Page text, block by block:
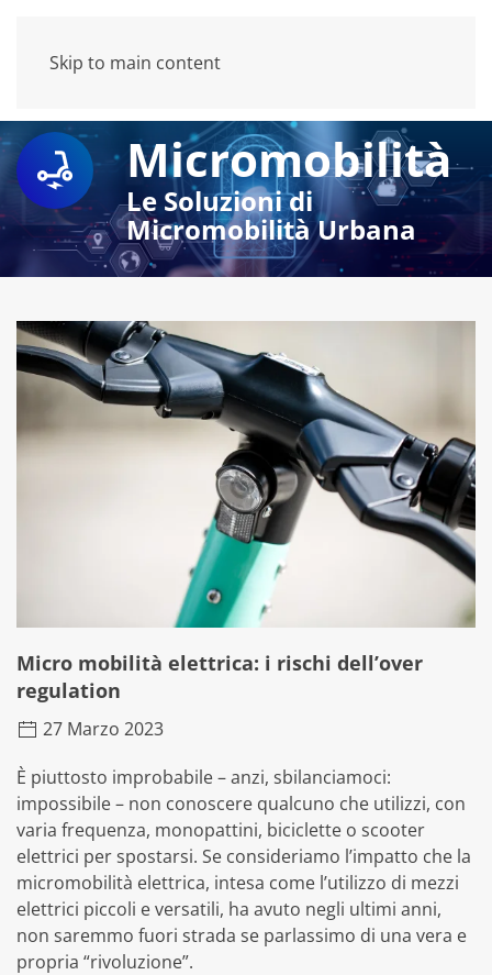
Skip to main content
Micromobilità
Le Soluzioni di
Micromobilità Urbana
Micro mobilità elettrica: i rischi dell’over
regulation
27 Marzo 2023
È piuttosto improbabile – anzi, sbilanciamoci:
impossibile – non conoscere qualcuno che utilizzi, con
varia frequenza, monopattini, biciclette o scooter
elettrici per spostarsi. Se consideriamo l’impatto che la
micromobilità elettrica, intesa come l’utilizzo di mezzi
elettrici piccoli e versatili, ha avuto negli ultimi anni,
non saremmo fuori strada se parlassimo di una vera e
propria “rivoluzione”.